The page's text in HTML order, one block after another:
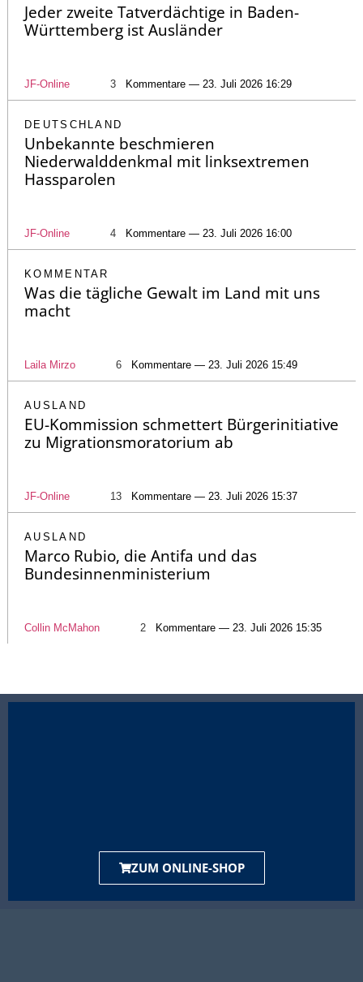
Jeder zweite Tatverdächtige in Baden-
Württemberg ist Ausländer
JF-Online 3 Kommentare — 23. Juli 2026 16:29
DEUTSCHLAND
Unbekannte beschmieren
Niederwalddenkmal mit linksextremen
Hassparolen
JF-Online 4 Kommentare — 23. Juli 2026 16:00
KOMMENTAR
Was die tägliche Gewalt im Land mit uns
macht
Laila Mirzo 6 Kommentare — 23. Juli 2026 15:49
AUSLAND
EU-Kommission schmettert Bürgerinitiative
zu Migrationsmoratorium ab
JF-Online 13 Kommentare — 23. Juli 2026 15:37
AUSLAND
Marco Rubio, die Antifa und das
Bundesinnenministerium
Collin McMahon 2 Kommentare — 23. Juli 2026 15:35
ZUM ONLINE-SHOP